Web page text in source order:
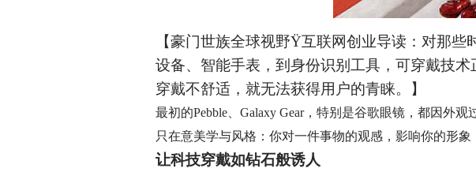
【豪门世族全球视野Ÿ互联网创业导读：对那些
设备、智能手表，到身份识别工具，可穿戴技
穿戴不舒适，就无法获得用户的青睐。】
最初的Pebble、Galaxy Gear，特别是谷歌眼镜，都因外
只在意美学与风格：你对一件事物的观感，影响你的形象
让科技穿戴如钻石般诱人